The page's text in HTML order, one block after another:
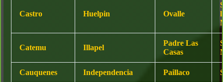
Castro Huelpin Ovalle
Catemu Illapel
Padre Las
Casas
Cauquenes Independencia Paillaco